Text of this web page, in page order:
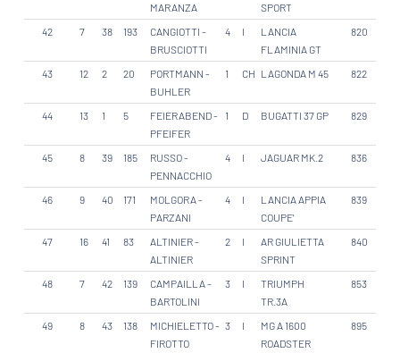
MARANZA
SPORT
42 7 38 193
CANGIOTTI -
BRUSCIOTTI
4 I
LANCIA
FLAMINIA GT
820
43 12 2 20
PORTMANN -
BUHLER
1 CH LAGONDA M 45 822
44 13 1 5
FEIERABEND -
PFEIFER
1 D BUGATTI 37 GP 829
45 8 39 185
RUSSO -
PENNACCHIO
4 I JAGUAR MK.2 836
46 9 40 171
MOLGORA -
PARZANI
4 I
LANCIA APPIA
COUPE'
839
47 16 41 83
ALTINIER -
ALTINIER
2 I
AR GIULIETTA
SPRINT
840
48 7 42 139
CAMPAILLA -
BARTOLINI
3 I
TRIUMPH
TR.3A
853
49 8 43 138
MICHIELETTO -
FIROTTO
3 I
MG A 1600
ROADSTER
895